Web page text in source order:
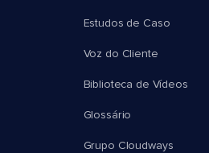
Estudos de Caso
Voz do Cliente
Biblioteca de Vídeos
Glossário
Grupo Cloudways